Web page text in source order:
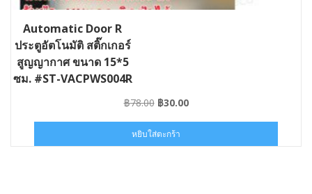
Automatic Door R
ประตูอัตโนมัติ สติ๊กเกอร์
สูญญากาศ ขนาด 15*5
ซม. #ST-VACPWS004R
฿78.00 Original
was:
฿78.00.
฿30.00Current
฿30.00.
หยิบใส่ตะกร้า